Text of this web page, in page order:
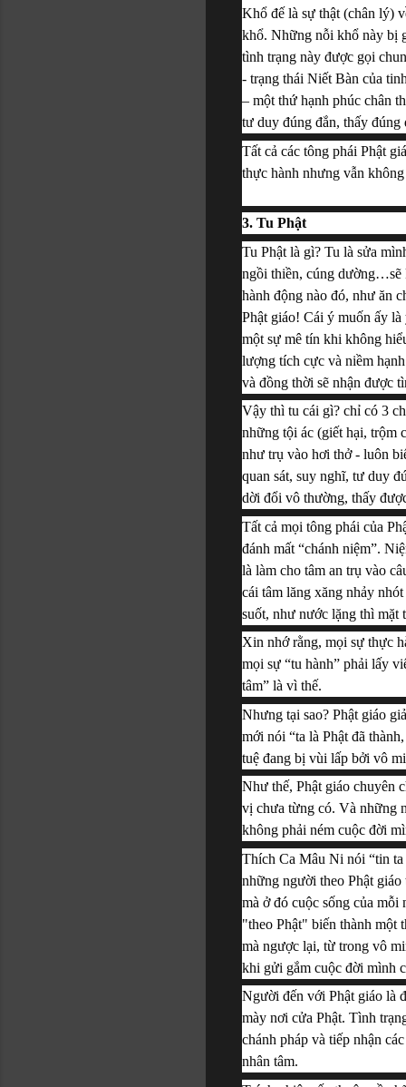
Khổ đế là sự thật (chân lý)
khổ. Những nỗi khổ này bị
tình trạng này được gọi
- trạng thái Niết Bàn của
– một thứ hạnh phúc chân
tư duy đúng đắn, thấy
Tất cả các tông phái Phật
thực hành nhưng vẫn
3. Tu Phật
Tu Phật là gì? Tu là sửa
ngồi thiền, cúng dường…sẽ
hành động nào đó, như ăn
Phật giáo! Cái ý muốn ấy
một sự mê tín khi không
lượng tích cực và niềm
và đồng thời sẽ nhận được
Vậy thì tu cái gì? chỉ có 3
những tội ác (giết hại, trộm
như trụ vào hơi thở - luôn
quan sát, suy nghĩ, tư duy
dời đổi vô thường, thấy
Tất cả mọi tông phái của
đánh mất “chánh niệm”.
là làm cho tâm an trụ vào
cái tâm lăng xăng nhảy
suốt, như nước lặng thì mặt
Xin nhớ rằng, mọi sự thực
mọi sự “tu hành” phải lấy
tâm” là vì thế.
Nhưng tại sao? Phật giáo
mới nói “ta là Phật đã
tuệ đang bị vùi lấp bởi vô
Như thế, Phật giáo chuyên
vị chưa từng có. Và những
không phải ném cuộc đời
Thích Ca Mâu Ni nói “tin ta
những người theo Phật
mà ở đó cuộc sống của
"theo Phật" biến thành một
mà ngược lại, từ trong vô
khi gửi gắm cuộc đời mình
Người đến với Phật giáo là
mày nơi cửa Phật. Tình
chánh pháp và tiếp nhận
nhân tâm.